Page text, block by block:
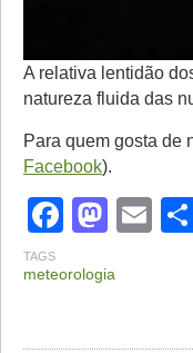
A relativa lentidão
natureza fluida das
Para quem gosta de
Facebook).
TAGS
meteorologia